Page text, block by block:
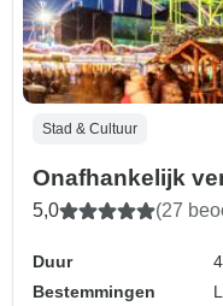
Stad & Cultuur
Onafhankelijk
5,0 (27
Duur
Bestemmingen